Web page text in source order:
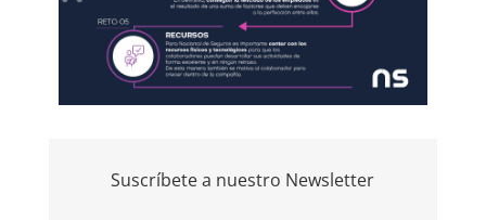
Suscríbete a nuestro Newsletter